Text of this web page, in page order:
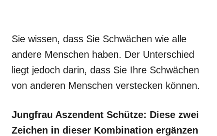
Sie wissen, dass Sie Schwächen wie alle
andere Menschen haben. Der Unterschied
liegt jedoch darin, dass Sie Ihre Schwächen
von anderen Menschen verstecken können.
Jungfrau Aszendent Schütze: Diese zwei
Zeichen in dieser Kombination ergänzen